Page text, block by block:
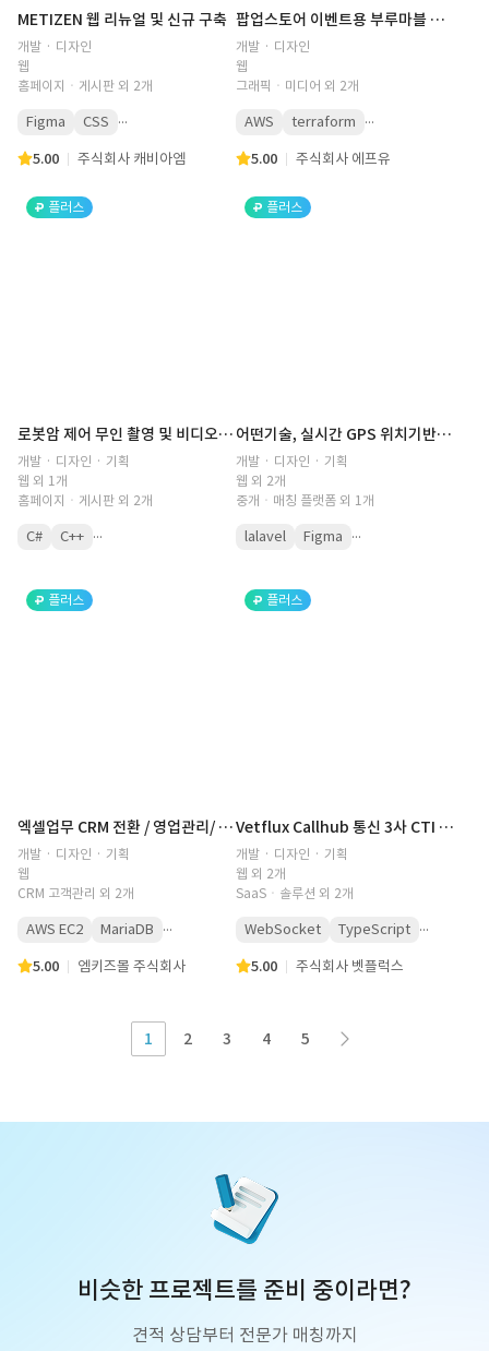
METIZEN 웹 리뉴얼 및 신규 구축
개발 · 디자인
웹
홈페이지ㆍ게시판 외 2개
Figma CSS ...
5.00 주식회사 캐비아엠
팝업스토어 이벤트용 부루마블 웹 게임 개발
개발 · 디자인
웹
그래픽ㆍ미디어 외 2개
AWS terraform ...
5.00 주식회사 에프유
플러스
로봇암 제어 무인 촬영 및 비디오 편집 키오스크 구축
개발 · 디자인 · 기획
웹 외 1개
홈페이지ㆍ게시판 외 2개
C# C++ ...
플러스
어떤기술, 실시간 GPS 위치기반 설비 업체 o2o 중개 상용화 플랫폼 구축
개발 · 디자인 · 기획
웹 외 2개
중개ㆍ매칭 플랫폼 외 1개
lalavel Figma ...
플러스
엑셀업무 CRM 전환 / 영업관리/ 실적관리
개발 · 디자인 · 기획
웹
CRM 고객관리 외 2개
AWS EC2 MariaDB ...
5.00 엠키즈몰 주식회사
플러스
Vetflux Callhub 통신 3사 CTI 미들웨어 구축
개발 · 디자인 · 기획
웹 외 2개
SaaSㆍ솔루션 외 2개
WebSocket TypeScript ...
5.00 주식회사 벳플럭스
1 2 3 4 5
비슷한 프로젝트를 준비 중이라면?
견적 상담부터 전문가 매칭까지